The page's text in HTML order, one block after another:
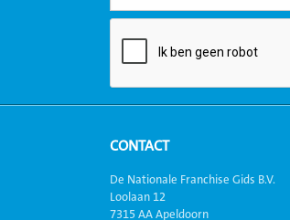
CONTACT
De Nationale Franchise Gids B.V.
Loolaan 12
7315 AA Apeldoorn